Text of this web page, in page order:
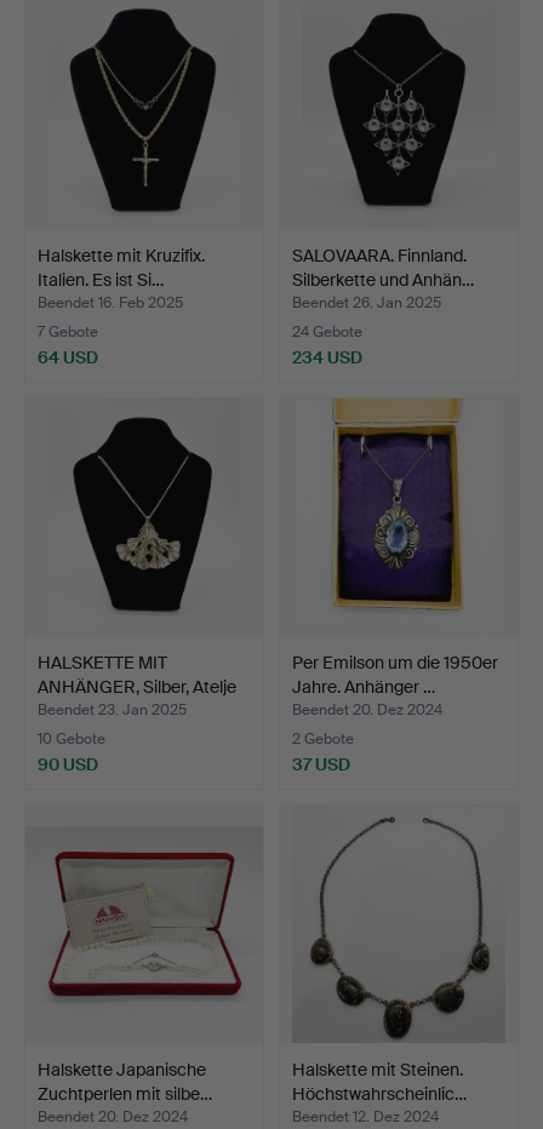
Halskette mit Kruzifix.
Italien. Es ist Si…
Beendet 16. Feb 2025
7 Gebote
64 USD
SALOVAARA. Finnland.
Silberkette und Anhän…
Beendet 26. Jan 2025
24 Gebote
234 USD
HALSKETTE MIT
ANHÄNGER, Silber, Atelje
Sti…
Beendet 23. Jan 2025
10 Gebote
90 USD
Per Emilson um die 1950er
Jahre. Anhänger …
Beendet 20. Dez 2024
2 Gebote
37 USD
Halskette Japanische
Zuchtperlen mit silbe…
Beendet 20. Dez 2024
Halskette mit Steinen.
Höchstwahrscheinlic…
Beendet 12. Dez 2024